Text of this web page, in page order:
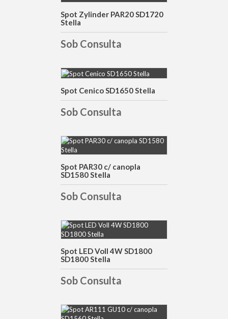
DETALHES
Spot Zylinder PAR20 SD1720
Stella
Sob Consulta
DETALHES
Spot Cenico SD1650 Stella
Sob Consulta
DETALHES
Spot PAR30 c/ canopla
SD1580 Stella
Sob Consulta
DETALHES
Spot LED Voll 4W SD1800
SD1800 Stella
Sob Consulta